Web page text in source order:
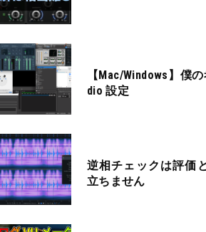
【Mac/Windows】僕
dio 設定
逆相チェックは評価
立ちません